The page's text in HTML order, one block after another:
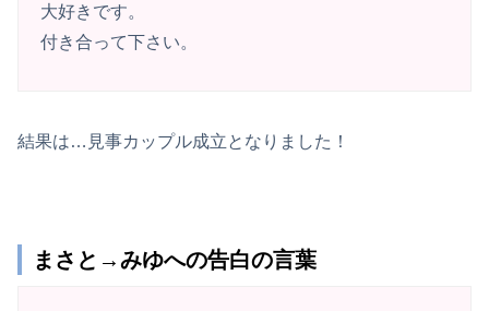
大好きです。
付き合って下さい。
結果は…見事カップル成立となりました！
まさと→みゆへの告白の言葉